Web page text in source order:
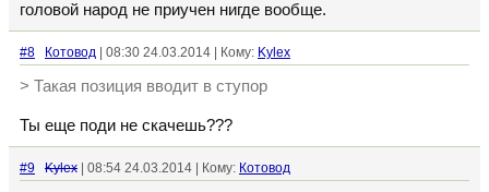
головой народ не приучен нигде вообще.
#8 Котовод | 08:30 24.03.2014 | Кому: Kylex
> Такая позиция вводит в ступор
Ты еще поди не скачешь???
#9 Kylex | 08:54 24.03.2014 | Кому: Котовод